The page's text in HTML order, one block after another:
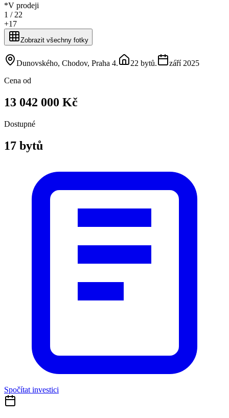
*V prodeji
1 / 22
+17
Zobrazit všechny fotky
Dunovského, Chodov, Praha 4. 22 bytů.
září 2025
Cena od
13 042 000 Kč
Dostupné
17 bytů
Spočítat investici